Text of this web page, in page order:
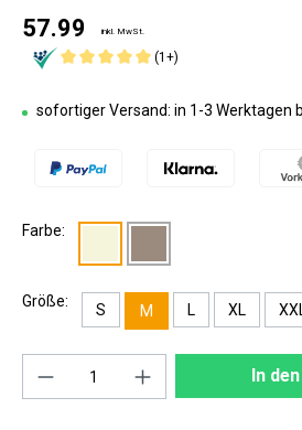
57.99 inkl. MwSt.
(1+)
sofortiger Versand: in 1-3 Werktagen
Farbe:
Größe: S M L XL
Produkt Anzahl: Gib den
In